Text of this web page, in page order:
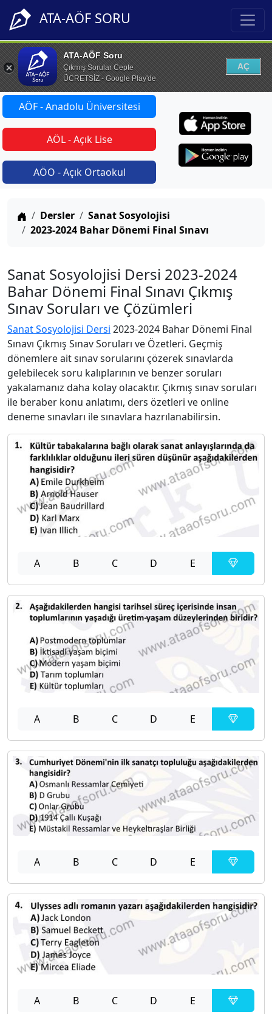
ATA-AÖF SORU
ATA-AÖF Soru
Çıkmış Sorular Cepte
ÜCRETSİZ - Google Play'de
AÇ
AÖF - Anadolu Üniversitesi
AÖL - Açık Lise
AÖO - Açık Ortaokul
Anasayfa
Dersler
Sanat Sosyolojisi
2023-2024 Bahar Dönemi Final Sınavı
Sanat Sosyolojisi Dersi 2023-2024
Bahar Dönemi Final Sınavı Çıkmış
Sınav Soruları ve Çözümleri
Sanat Sosyolojisi Dersi 2023-2024 Bahar Dönemi Final
Sınavı Çıkmış Sınav Soruları ve Özetleri. Geçmiş
dönemlere ait sınav sorularını çözerek sınavlarda
gelebilecek soru kalıplarının ve benzer soruları
yakalamanız daha kolay olacaktır. Çıkmış sınav soruları
ile beraber konu anlatımı, ders özetleri ve online
deneme sınavları ile sınavlara hazrılanabilirsin.
A B C D E
A B C D E
A B C D E
A B C D E